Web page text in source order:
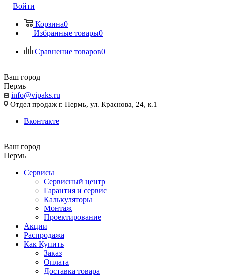
Войти
Корзина0
Избранные товары0
Сравнение товаров0
Ваш город
Пермь
info@vipaks.ru
Отдел продаж г. Пермь, ул. Краснова, 24, к.1
Вконтакте
Ваш город
Пермь
Сервисы
Сервисный центр
Гарантия и сервис
Калькуляторы
Монтаж
Проектирование
Акции
Распродажа
Как Купить
Заказ
Оплата
Доставка товара